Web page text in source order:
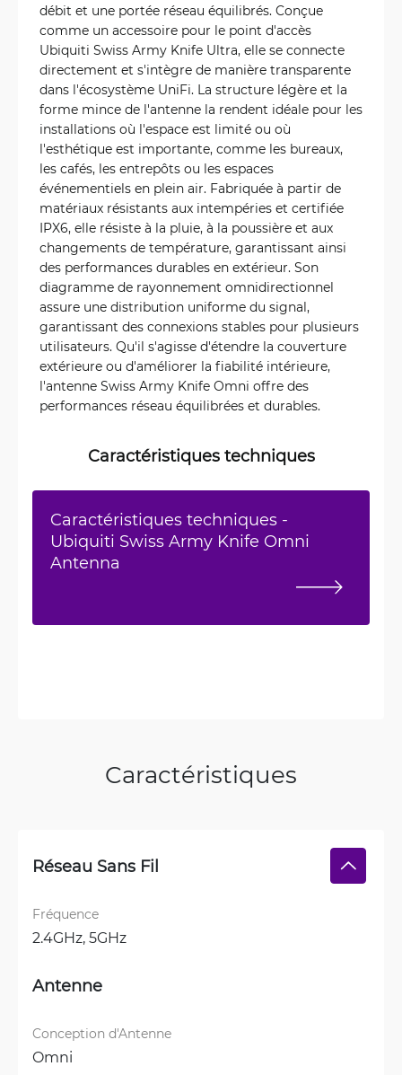
débit et une portée réseau équilibrés. Conçue
comme un accessoire pour le point d'accès
Ubiquiti Swiss Army Knife Ultra, elle se connecte
directement et s'intègre de manière transparente
dans l'écosystème UniFi. La structure légère et la
forme mince de l'antenne la rendent idéale pour les
installations où l'espace est limité ou où
l'esthétique est importante, comme les bureaux,
les cafés, les entrepôts ou les espaces
événementiels en plein air. Fabriquée à partir de
matériaux résistants aux intempéries et certifiée
IPX6, elle résiste à la pluie, à la poussière et aux
changements de température, garantissant ainsi
des performances durables en extérieur. Son
diagramme de rayonnement omnidirectionnel
assure une distribution uniforme du signal,
garantissant des connexions stables pour plusieurs
utilisateurs. Qu'il s'agisse d'étendre la couverture
extérieure ou d'améliorer la fiabilité intérieure,
l'antenne Swiss Army Knife Omni offre des
performances réseau équilibrées et durables.
Caractéristiques techniques
Caractéristiques techniques -
Ubiquiti Swiss Army Knife Omni
Antenna
Caractéristiques
Réseau Sans Fil
Fréquence
2.4GHz, 5GHz
Antenne
Conception d'Antenne
Omni